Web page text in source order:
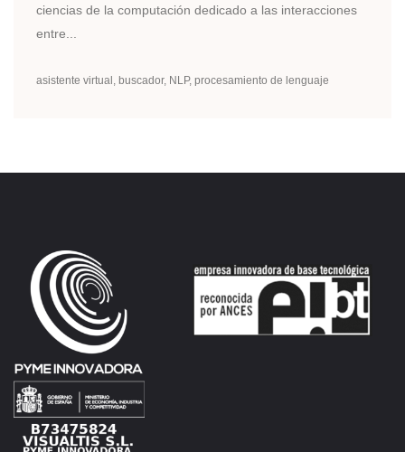
ciencias de la computación dedicado a las interacciones
entre...
asistente virtual buscador NLP procesamiento de lenguaje